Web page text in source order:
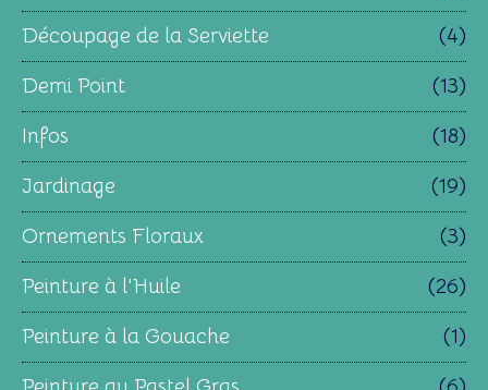
Découpage de la Serviette
(4)
Demi Point
(13)
Infos
(18)
Jardinage
(19)
Ornements Floraux
(3)
Peinture à l'Huile
(26)
Peinture à la Gouache
(1)